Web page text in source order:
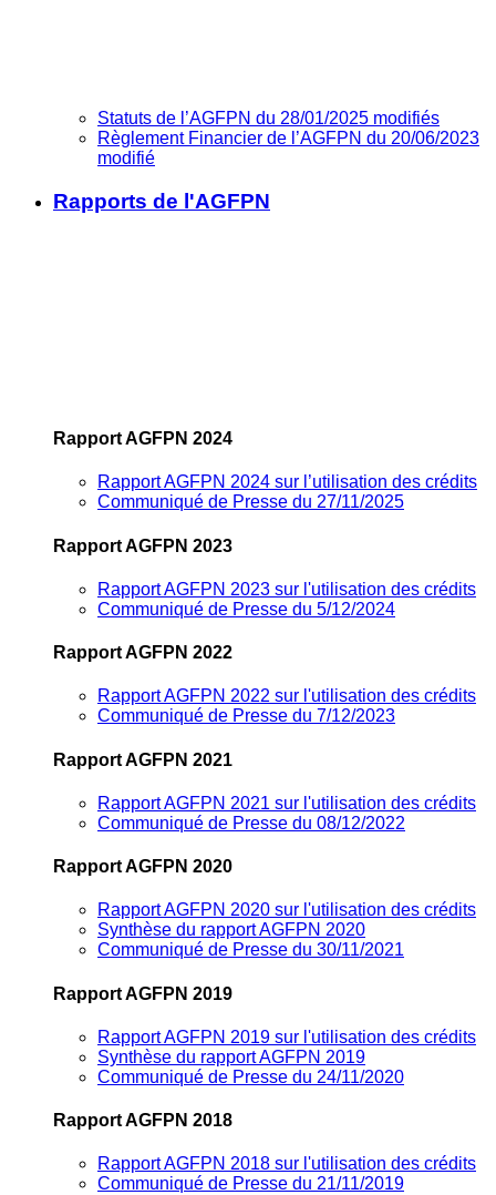
Statuts de l’AGFPN du 28/01/2025 modifiés
Règlement Financier de l’AGFPN du 20/06/2023
modifié
Rapports de l'AGFPN
Rapport AGFPN 2024
Rapport AGFPN 2024 sur l’utilisation des crédits
Communiqué de Presse du 27/11/2025
Rapport AGFPN 2023
Rapport AGFPN 2023 sur l'utilisation des crédits
Communiqué de Presse du 5/12/2024
Rapport AGFPN 2022
Rapport AGFPN 2022 sur l'utilisation des crédits
Communiqué de Presse du 7/12/2023
Rapport AGFPN 2021
Rapport AGFPN 2021 sur l'utilisation des crédits
Communiqué de Presse du 08/12/2022
Rapport AGFPN 2020
Rapport AGFPN 2020 sur l'utilisation des crédits
Synthèse du rapport AGFPN 2020
Communiqué de Presse du 30/11/2021
Rapport AGFPN 2019
Rapport AGFPN 2019 sur l'utilisation des crédits
Synthèse du rapport AGFPN 2019
Communiqué de Presse du 24/11/2020
Rapport AGFPN 2018
Rapport AGFPN 2018 sur l'utilisation des crédits
Communiqué de Presse du 21/11/2019